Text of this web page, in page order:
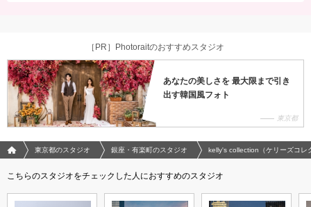
［PR］Photoraitのおすすめスタジオ
あなたの美しさを 最大限まで引き
出す韓国風フォト
東京都
フォトウエディング/結婚写真のPhotorait ホーム
東京都のスタジオ 銀座・有楽町のスタジオ kelly's collection（ケリーズコレ
こちらのスタジオをチェックした人におすすめのスタジオ